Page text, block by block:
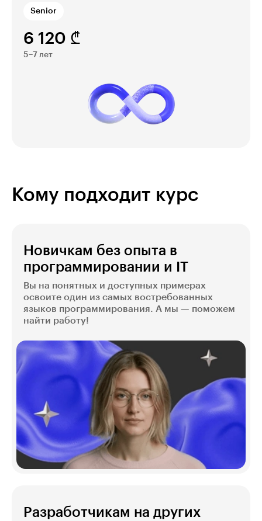
6 120 ₾
Senior
5–7 лет
Кому подходит курс
Новичкам без опыта в
программировании и IT
Вы на понятных и доступных примерах
освоите один из самых востребованных
языков программирования. А мы — поможем
найти работу!
Разработчикам на других